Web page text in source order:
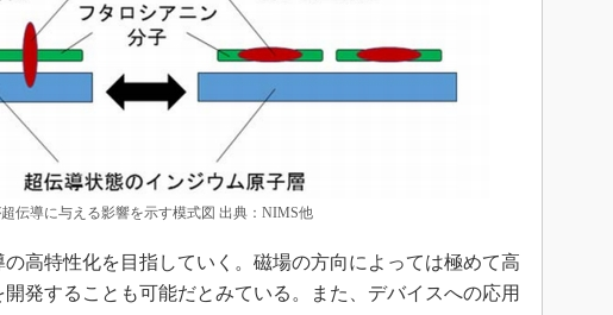
伝導に与える影響を示す模式図 出典：NIMS他
高特性化を目指していく。磁場の方向によっては極めて高
発することも可能だとみている。また、デバイスへの応用